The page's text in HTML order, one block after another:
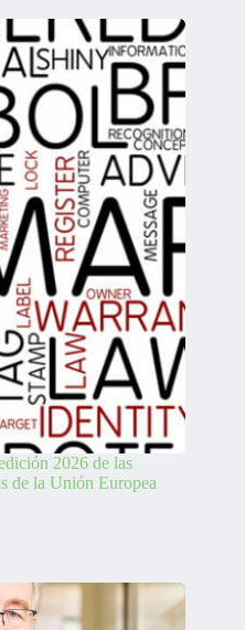
2026 de las
de la Unión Europea